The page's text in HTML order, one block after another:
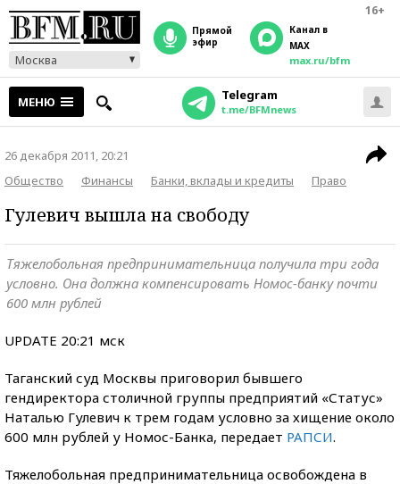
16+
Москва
прямой
эфир
Канал в
MAX
max.ru/bfm
МЕНЮ Telegram
t.me/BFMnews
26 декабря 2011, 20:21
Общество
Финансы Банки, вклады и кредиты Право
Гулевич вышла на свободу
Тяжелобольная предпринимательница получила три года
условно. Она должна компенсировать Номос-банку почти
600 млн рублей
UPDATE 20:21 мск
Таганский суд Москвы приговорил бывшего
гендиректора столичной группы предприятий «Статус»
Наталью Гулевич к трем годам условно за хищение около
600 млн рублей у Номос-Банка, передает РАПСИ.
Тяжелобольная предпринимательница освобождена в